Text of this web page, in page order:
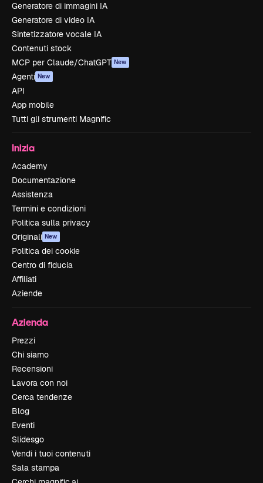
Generatore di immagini IA
Generatore di video IA
Sintetizzatore vocale IA
Contenuti stock
MCP per Claude/ChatGPT New
Agenti New
API
App mobile
Tutti gli strumenti Magnific
Inizia
Academy
Documentazione
Assistenza
Termini e condizioni
Politica sulla privacy
Originali New
Politica dei cookie
Centro di fiducia
Affiliati
Aziende
Azienda
Prezzi
Chi siamo
Recensioni
Lavora con noi
Cerca tendenze
Blog
Eventi
Slidesgo
Vendi i tuoi contenuti
Sala stampa